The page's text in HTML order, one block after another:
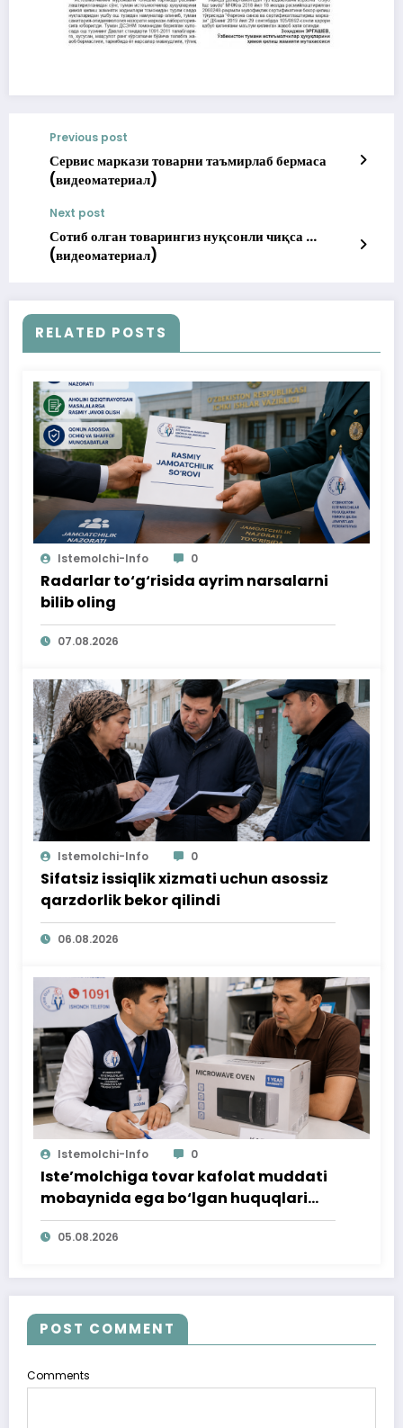
Previous post
Сервис маркази товарни таъмирлаб бермаса
(видеоматериал)
Next post
Сотиб олган товарингиз нуқсонли чиқса …
(видеоматериал)
RELATED POSTS
Istemolchi-Info 0
Radarlar to‘g‘risida ayrim narsalarni
bilib oling
07.08.2026
Istemolchi-Info 0
Sifatsiz issiqlik xizmati uchun asossiz
qarzdorlik bekor qilindi
06.08.2026
Istemolchi-Info 0
Iste’molchiga tovar kafolat muddati
mobaynida ega bo‘lgan huquqlari
ta’minlab berildi
05.08.2026
POST COMMENT
Comments